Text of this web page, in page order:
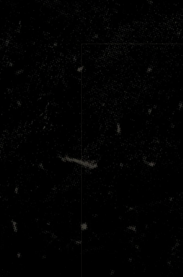
Produktinformationen
springen